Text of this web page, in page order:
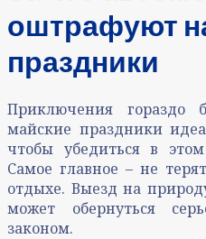
оштрафуют
праздники
Приключения
майские праздники
чтобы убедиться в
Самое главное – не
отдыхе. Выезд на
может обернуться
законом.